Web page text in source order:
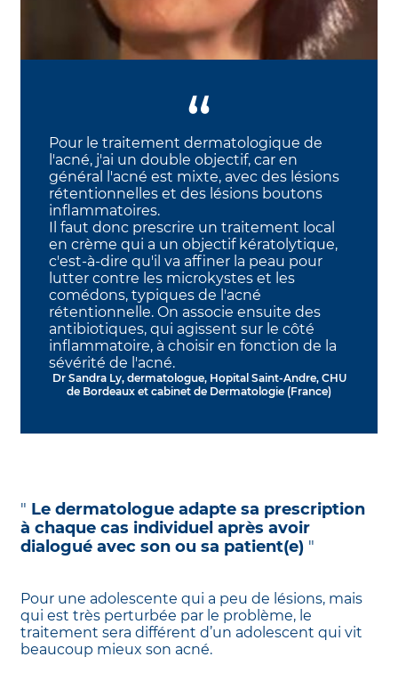
Pour le traitement dermatologique de
l'acné, j'ai un double objectif, car en
général l'acné est mixte, avec des lésions
rétentionnelles et des lésions boutons
inflammatoires.
Il faut donc prescrire un traitement local
en crème qui a un objectif kératolytique,
c'est-à-dire qu'il va affiner la peau pour
lutter contre les microkystes et les
comédons, typiques de l'acné
rétentionnelle. On associe ensuite des
antibiotiques, qui agissent sur le côté
inflammatoire, à choisir en fonction de la
sévérité de l'acné.
Dr Sandra Ly, dermatologue, Hopital Saint-Andre, CHU
de Bordeaux et cabinet de Dermatologie (France)
" Le dermatologue adapte sa prescription
à chaque cas individuel après avoir
dialogué avec son ou sa patient(e) "
Pour une adolescente qui a peu de lésions, mais
qui est très perturbée par le problème, le
traitement sera différent d’un adolescent qui vit
beaucoup mieux son acné.